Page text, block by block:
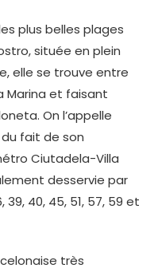
plus belles plages
située en plein
elle se trouve entre
Marina et faisant
On l’appelle
du fait de son
Ciutadela-Villa
desservie par
39, 40, 45, 51, 57, 59 et
très